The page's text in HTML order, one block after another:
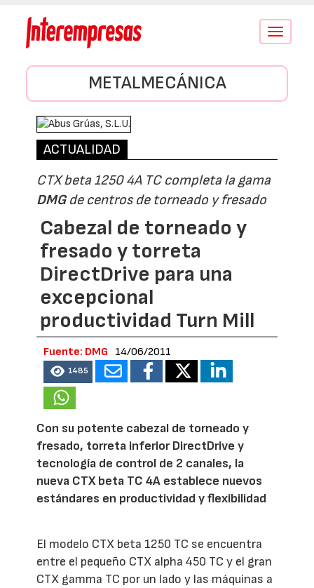
Conmutar
METALMECÁNICA
ACTUALIDAD
CTX beta 1250 4A TC completa la gama
DMGde centros de torneado y fresado
Cabezal de torneado y
fresado y torreta
DirectDrive para una
excepcional
productividad Turn Mill
Fuente: DMG 14/06/2011
1485
Con su potente cabezal de torneado y
fresado, torreta inferior DirectDrive y
tecnología de control de 2 canales, la
nueva CTX beta TC 4A establece nuevos
estándares en productividad y flexibilidad
El modelo CTX beta 1250 TC se encuentra
entre el pequeño CTX alpha 450 TC y el gran
CTX gamma TC por un lado y las máquinas a